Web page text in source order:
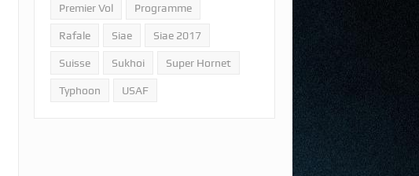
Premier Vol Programme
Rafale Siae Siae 2017
Suisse Sukhoi Super Hornet
Typhoon USAF